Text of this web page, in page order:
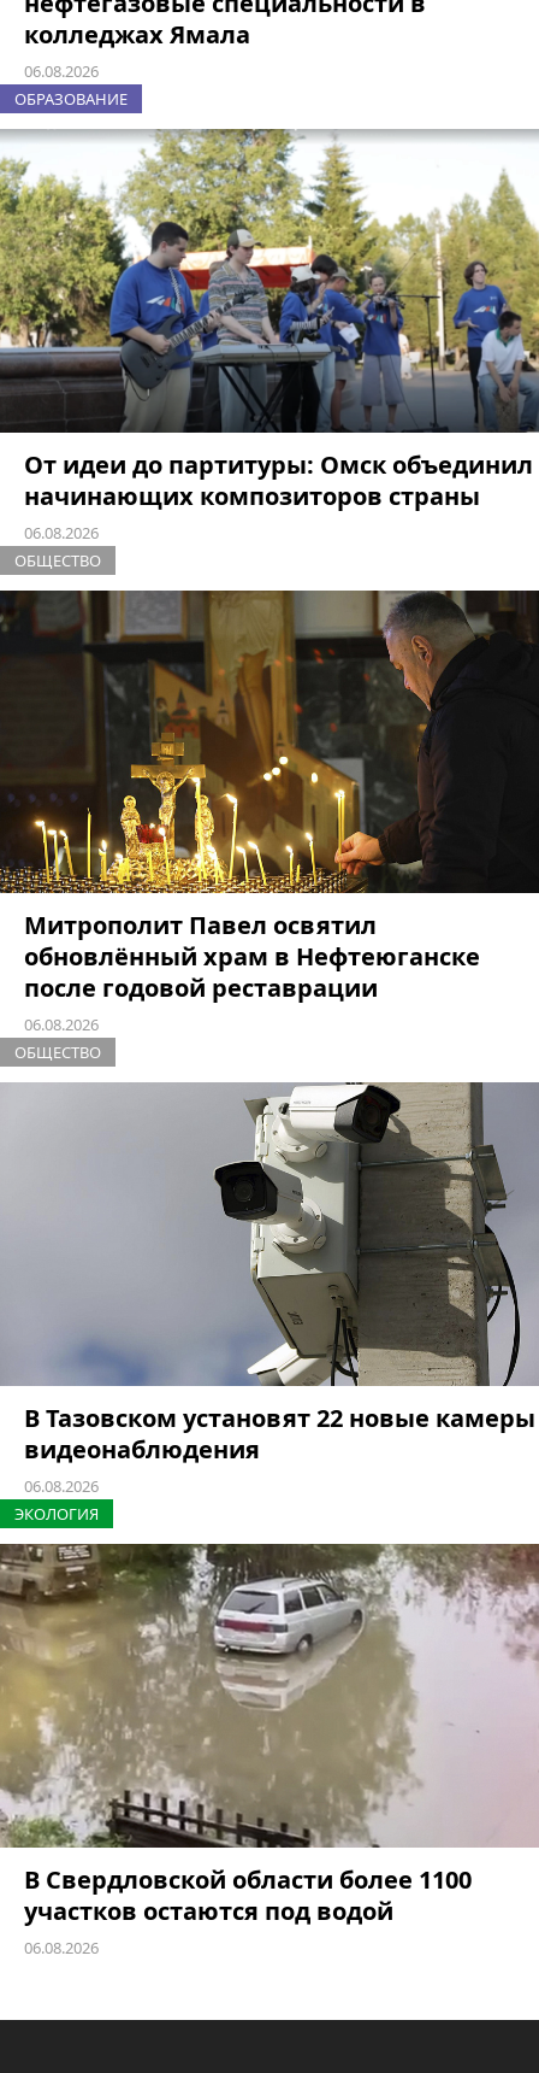
колледжах Ямала
06.08.2026
ОБРАЗОВАНИЕ
От идеи до партитуры: Омск объединил
начинающих композиторов страны
06.08.2026
ОБЩЕСТВО
Митрополит Павел освятил
обновлённый храм в Нефтеюганске
после годовой реставрации
06.08.2026
ОБЩЕСТВО
В Тазовском установят 22 новые камеры
видеонаблюдения
06.08.2026
ЭКОЛОГИЯ
В Свердловской области более 1100
участков остаются под водой
06.08.2026